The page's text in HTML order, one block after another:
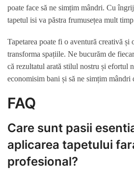
poate face să ne simțim mândri. Cu
tapetul isi va păstra frumusețea mult
Tapetarea poate fi o aventură creativă și
transforma spațiile. Ne bucurăm de
că rezultatul arată stilul nostru și efortul
economisim bani și să ne simțim mândri
FAQ
Care sunt pasii
aplicarea tapetului
profesional?